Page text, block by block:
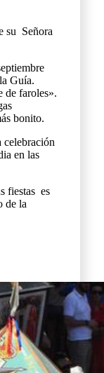
su Señora
Guía.
de faroles».
bonito.
celebración
en las
fiestas es
de la